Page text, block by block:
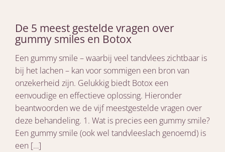
De 5 meest gestelde vragen over
gummy smiles en Botox
Een gummy smile – waarbij veel tandvlees zichtbaar is
bij het lachen – kan voor sommigen een bron van
onzekerheid zijn. Gelukkig biedt Botox een
eenvoudige en effectieve oplossing. Hieronder
beantwoorden we de vijf meestgestelde vragen over
deze behandeling. 1. Wat is precies een gummy smile?
Een gummy smile (ook wel tandvleeslach genoemd) is
een […]